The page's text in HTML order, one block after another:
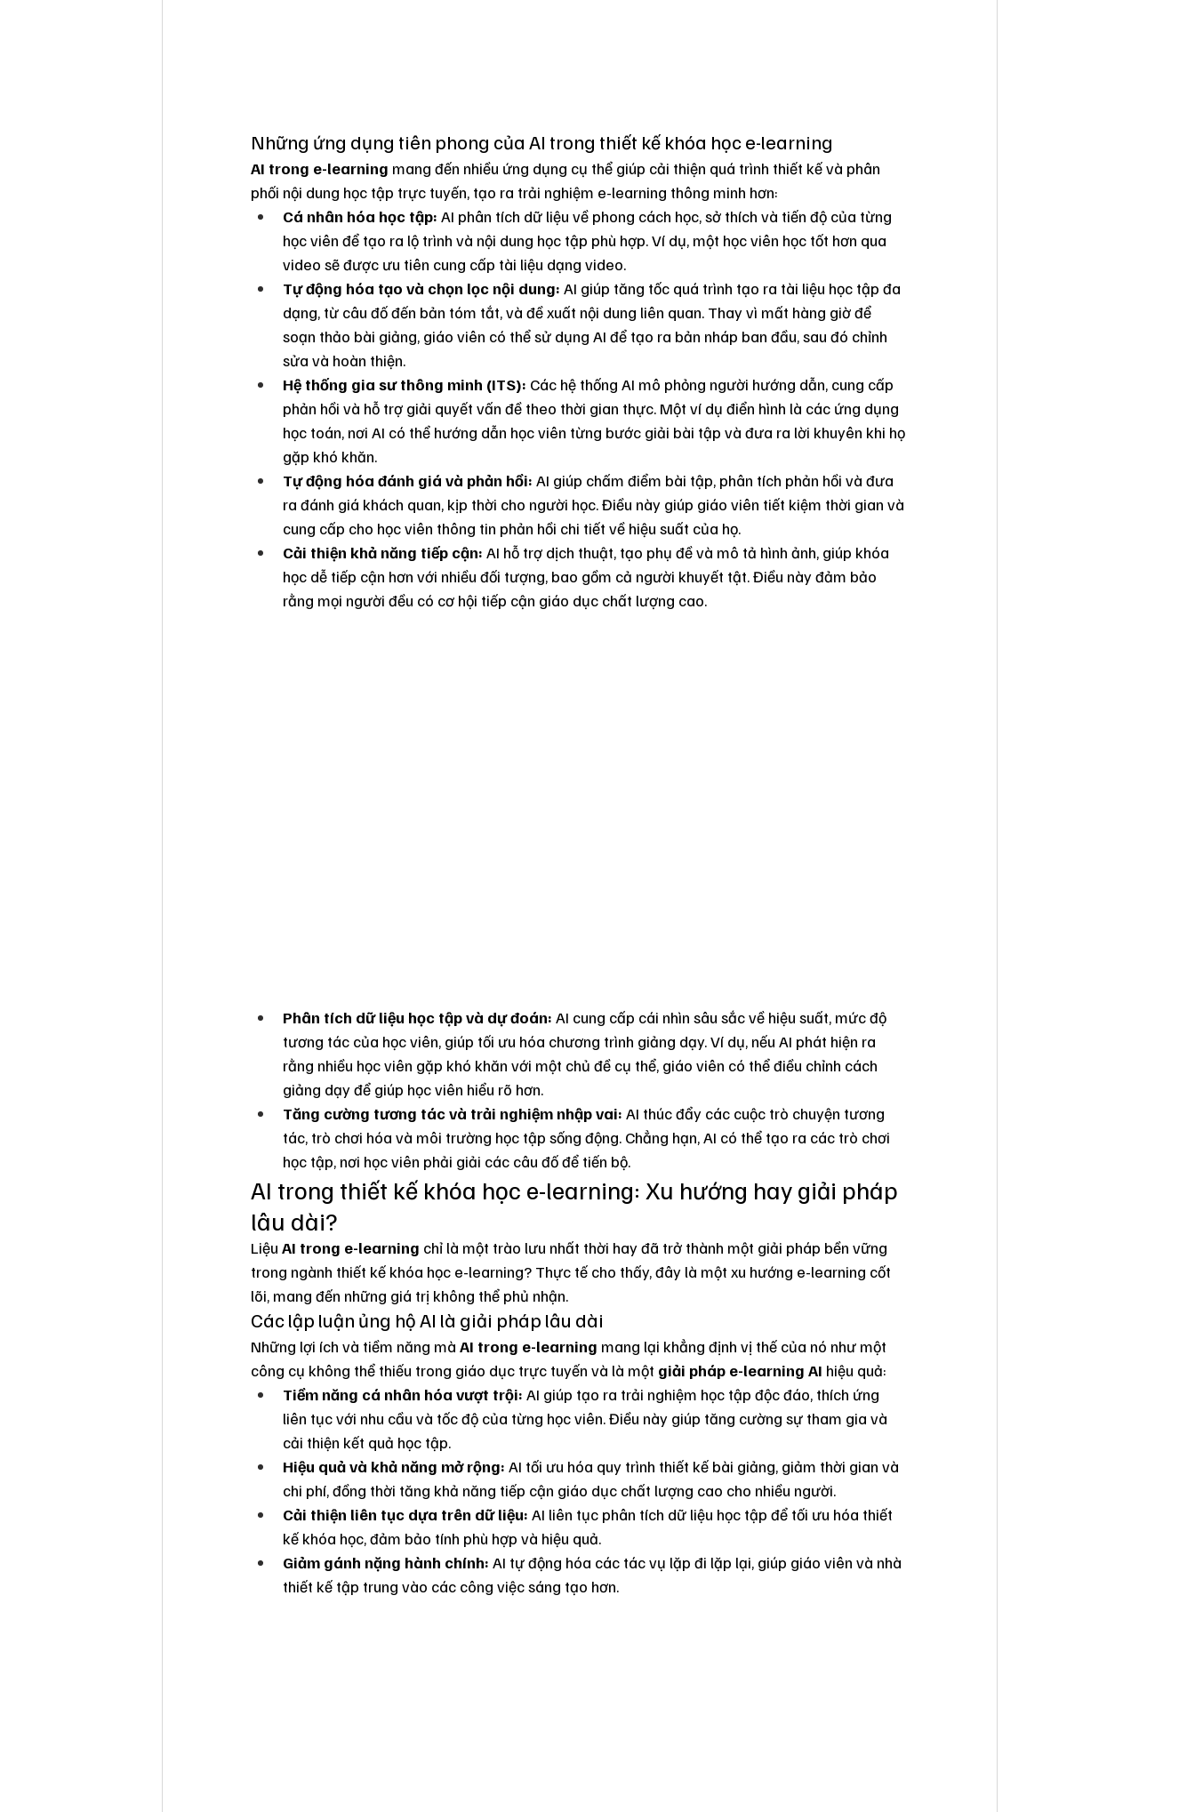
Những ứng dụng tiên phong của AI trong thiết kế khóa học e-learning
AI trong e-learning mang đến nhiều ứng dụng cụ thể giúp cải thiện quá trình thiết kế và phân
phối nội dung học tập trực tuyến, tạo ra trải nghiệm e-learning thông minh hơn:
Cá nhân hóa học tập: AI phân tích dữ liệu về phong cách học, sở thích và tiến độ của từng
học viên để tạo ra lộ trình và nội dung học tập phù hợp. Ví dụ, một học viên học tốt hơn qua
video sẽ được ưu tiên cung cấp tài liệu dạng video.
Tự động hóa tạo và chọn lọc nội dung: AI giúp tăng tốc quá trình tạo ra tài liệu học tập đa
dạng, từ câu đố đến bản tóm tắt, và đề xuất nội dung liên quan. Thay vì mất hàng giờ để
soạn thảo bài giảng, giáo viên có thể sử dụng AI để tạo ra bản nháp ban đầu, sau đó chỉnh
sửa và hoàn thiện.
Hệ thống gia sư thông minh (ITS): Các hệ thống AI mô phỏng người hướng dẫn, cung cấp
phản hồi và hỗ trợ giải quyết vấn đề theo thời gian thực. Một ví dụ điển hình là các ứng dụng
học toán, nơi AI có thể hướng dẫn học viên từng bước giải bài tập và đưa ra lời khuyên khi họ
gặp khó khăn.
Tự động hóa đánh giá và phản hồi: AI giúp chấm điểm bài tập, phân tích phản hồi và đưa
ra đánh giá khách quan, kịp thời cho người học. Điều này giúp giáo viên tiết kiệm thời gian và
cung cấp cho học viên thông tin phản hồi chi tiết về hiệu suất của họ.
Cải thiện khả năng tiếp cận: AI hỗ trợ dịch thuật, tạo phụ đề và mô tả hình ảnh, giúp khóa
học dễ tiếp cận hơn với nhiều đối tượng, bao gồm cả người khuyết tật. Điều này đảm bảo
rằng mọi người đều có cơ hội tiếp cận giáo dục chất lượng cao.
Phân tích dữ liệu học tập và dự đoán: AI cung cấp cái nhìn sâu sắc về hiệu suất, mức độ
tương tác của học viên, giúp tối ưu hóa chương trình giảng dạy. Ví dụ, nếu AI phát hiện ra
rằng nhiều học viên gặp khó khăn với một chủ đề cụ thể, giáo viên có thể điều chỉnh cách
giảng dạy để giúp học viên hiểu rõ hơn.
Tăng cường tương tác và trải nghiệm nhập vai: AI thúc đẩy các cuộc trò chuyện tương
tác, trò chơi hóa và môi trường học tập sống động. Chẳng hạn, AI có thể tạo ra các trò chơi
học tập, nơi học viên phải giải các câu đố để tiến bộ.
AI trong thiết kế khóa học e-learning: Xu hướng hay giải pháp
lâu dài?
Liệu AI trong e-learning chỉ là một trào lưu nhất thời hay đã trở thành một giải pháp bền vững
trong ngành thiết kế khóa học e-learning? Thực tế cho thấy, đây là một xu hướng e-learning cốt
lõi, mang đến những giá trị không thể phủ nhận.
Các lập luận ủng hộ AI là giải pháp lâu dài
Những lợi ích và tiềm năng mà AI trong e-learning mang lại khẳng định vị thế của nó như một
công cụ không thể thiếu trong giáo dục trực tuyến và là một giải pháp e-learning AI hiệu quả:
Tiềm năng cá nhân hóa vượt trội: AI giúp tạo ra trải nghiệm học tập độc đáo, thích ứng
liên tục với nhu cầu và tốc độ của từng học viên. Điều này giúp tăng cường sự tham gia và
cải thiện kết quả học tập.
Hiệu quả và khả năng mở rộng: AI tối ưu hóa quy trình thiết kế bài giảng, giảm thời gian và
chi phí, đồng thời tăng khả năng tiếp cận giáo dục chất lượng cao cho nhiều người.
Cải thiện liên tục dựa trên dữ liệu: AI liên tục phân tích dữ liệu học tập để tối ưu hóa thiết
kế khóa học, đảm bảo tính phù hợp và hiệu quả.
Giảm gánh nặng hành chính: AI tự động hóa các tác vụ lặp đi lặp lại, giúp giáo viên và nhà
thiết kế tập trung vào các công việc sáng tạo hơn.